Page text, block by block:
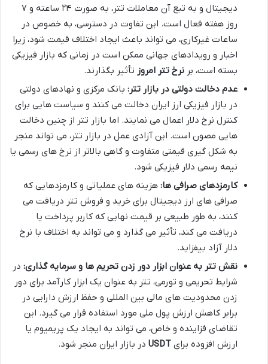
دیجیتال و به تبع آن معاملات تتر، به صورت ۲۴ ساعته و ۷
روز هفته فعال است. این تفاوت در دسترسی، به خصوص در
ساعات غیرکاری، می تواند باعث ایجاد اختلاف قیمت شود، زیرا
اخبار و رویدادهای جهانی ممکن است در زمانی که بازار فیزیکی
بسته است، بر نرخ تتر امروز تأثیر بگذارند.
عدم دخالت دولتی در بازار تتر: بانک مرکزی و نهادهای دولتی
در بازار فیزیکی ارز ایران دخالت می کنند و سیاست هایی برای
کنترل نرخ دلار اعمال می نمایند. اما بازار تتر از چنین دخالت
هایی مصون است. این آزادی عمل در بازار تتر، می تواند منجر
به شکل گیری قیمتی متفاوت و گاهی بالاتر از نرخ های رسمی یا
نیمه رسمی دلار فیزیکی شود.
کارمزدهای صرافی ها: هزینه های عملیاتی و کارمزدهایی که
صرافی های ارز دیجیتال برای خرید و فروش تتر دریافت می
کنند، به طور طبیعی بر قیمت نهایی که کاربر پرداخت یا
دریافت می کند، تأثیر می گذارد و می تواند به اختلاف با نرخ
دلار آزاد بیفزاید.
نقش تتر به عنوان ابزار دور زدن تحریم ها و سرمایه گذاری: در
شرایط تحریمی و تورمی، تتر به عنوان یک ابزار کارآمد برای دور
زدن محدودیت های مالی بین المللی و حفظ ارزش دارایی در
برابر کاهش ارزش پول ملی مورد استفاده قرار می گیرد. این
تقاضای فزاینده و خاص، می تواند به ایجاد یک پریمیوم یا
ارزش افزوده برای USDT در بازار ایران منجر شود.